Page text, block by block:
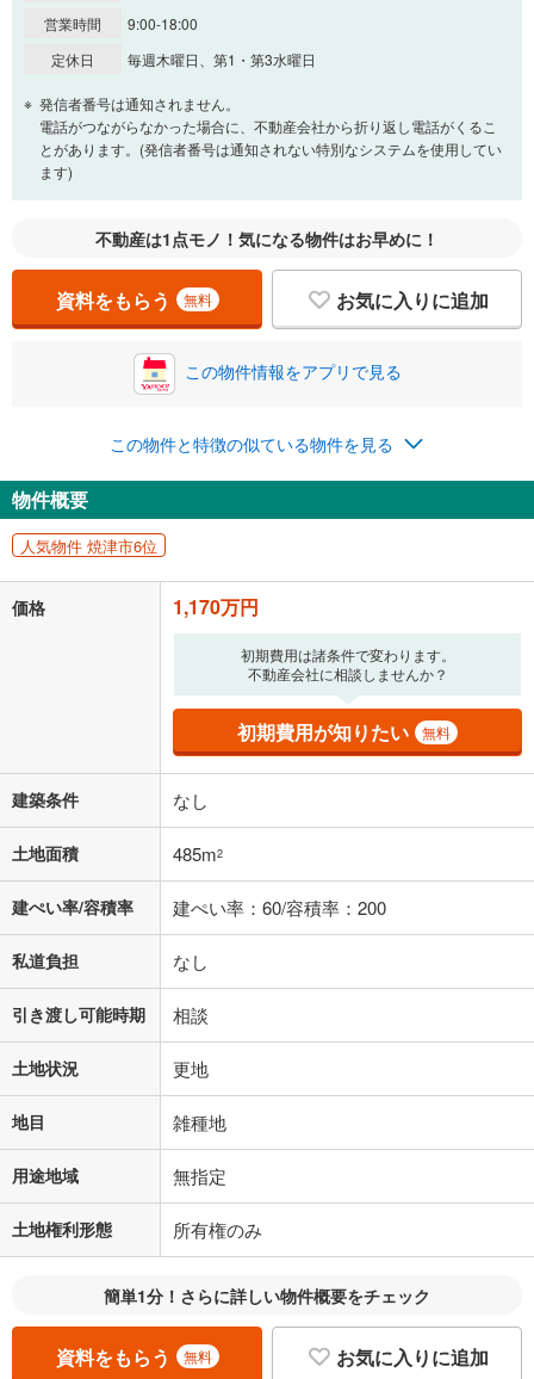
営業時間
9:00-18:00
定休日
毎週木曜日、第1・第3水曜日
発信者番号は通知されません。
電話がつながらなかった場合に、不動産会社から折り返し電話がくるこ
とがあります。(発信者番号は通知されない特別なシステムを使用してい
ます)
不動産は1点モノ！気になる物件はお早めに！
資料をもらう 無料 お気に入りに追加
この物件情報をアプリで見る
この物件と特徴の似ている物件を見る
物件概要
人気物件 焼津市6位
価格 1,170万円
初期費用は諸条件で変わります。
不動産会社に相談しませんか？
初期費用が知りたい 無料
建築条件 なし
土地面積 485m2
建ぺい率/容積率 建ぺい率：60/容積率：200
私道負担 なし
引き渡し可能時期 相談
土地状況 更地
地目 雑種地
用途地域 無指定
土地権利形態 所有権のみ
簡単1分！さらに詳しい物件概要をチェック
資料をもらう 無料 お気に入りに追加